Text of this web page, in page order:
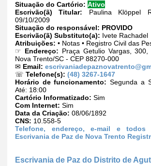
Situação do Cartório: Ativo
Escrivão(ã) Titular: Paulina Klöppel
09/10/2009
Situação do responsável: PROVIDO
Escrivão(ã) Substituto(a): Ivete Rachadel
Atribuições: • Notas • Registro Civil das
☞ Endereço: Praça Getulio Vargas,
Nova Trento/SC - CEP 88270-000
✉ Email:
☏ Telefone(s): (48) 3267-1647
Horário de funcionamento: Segunda a
Até: 18:00
Cartório Informatizado: Sim
Com Internet: Sim
Data da Criação: 08/06/1892
CNS: 10.558-5
Telefone, endereço, e-mail e
Escrivania de Paz de Nova Trento
Escrivania de Paz do Distrito de